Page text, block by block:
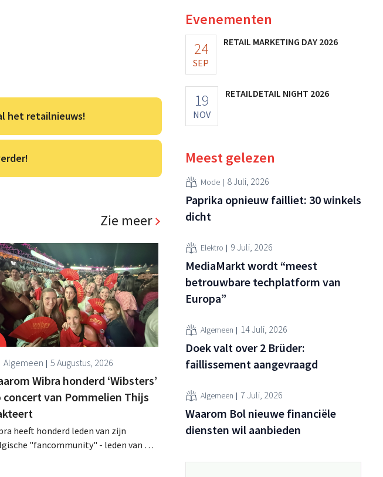
het retailnieuws!
Zie meer
Algemeen 5 Augustus, 2026
Wibra honderd ‘Wibsters’
concert van Pommelien Thijs
heeft honderd leden van zijn
"fancommunity" - leden van het
Evenementen
24
SEP
RETAIL MARKETING DAY 2026
19
NOV
RETAILDETAIL NIGHT 2026
Meest gelezen
Mode 8 Juli, 2026
Paprika opnieuw failliet: 30 winkels
dicht
Elektro 9 Juli, 2026
MediaMarkt wordt “meest
betrouwbare techplatform van
Europa”
Algemeen 14 Juli, 2026
Doek valt over 2 Brüder:
faillissement aangevraagd
Algemeen 7 Juli, 2026
Waarom Bol nieuwe financiële
diensten wil aanbieden